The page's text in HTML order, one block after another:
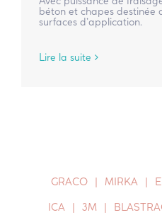
béton et chapes destinée
surfaces d’application.
Lire la suite
GRACO MIRKA
ICA
3M